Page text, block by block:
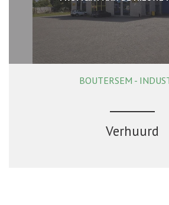
BOUTERSEM -
Verhuurd